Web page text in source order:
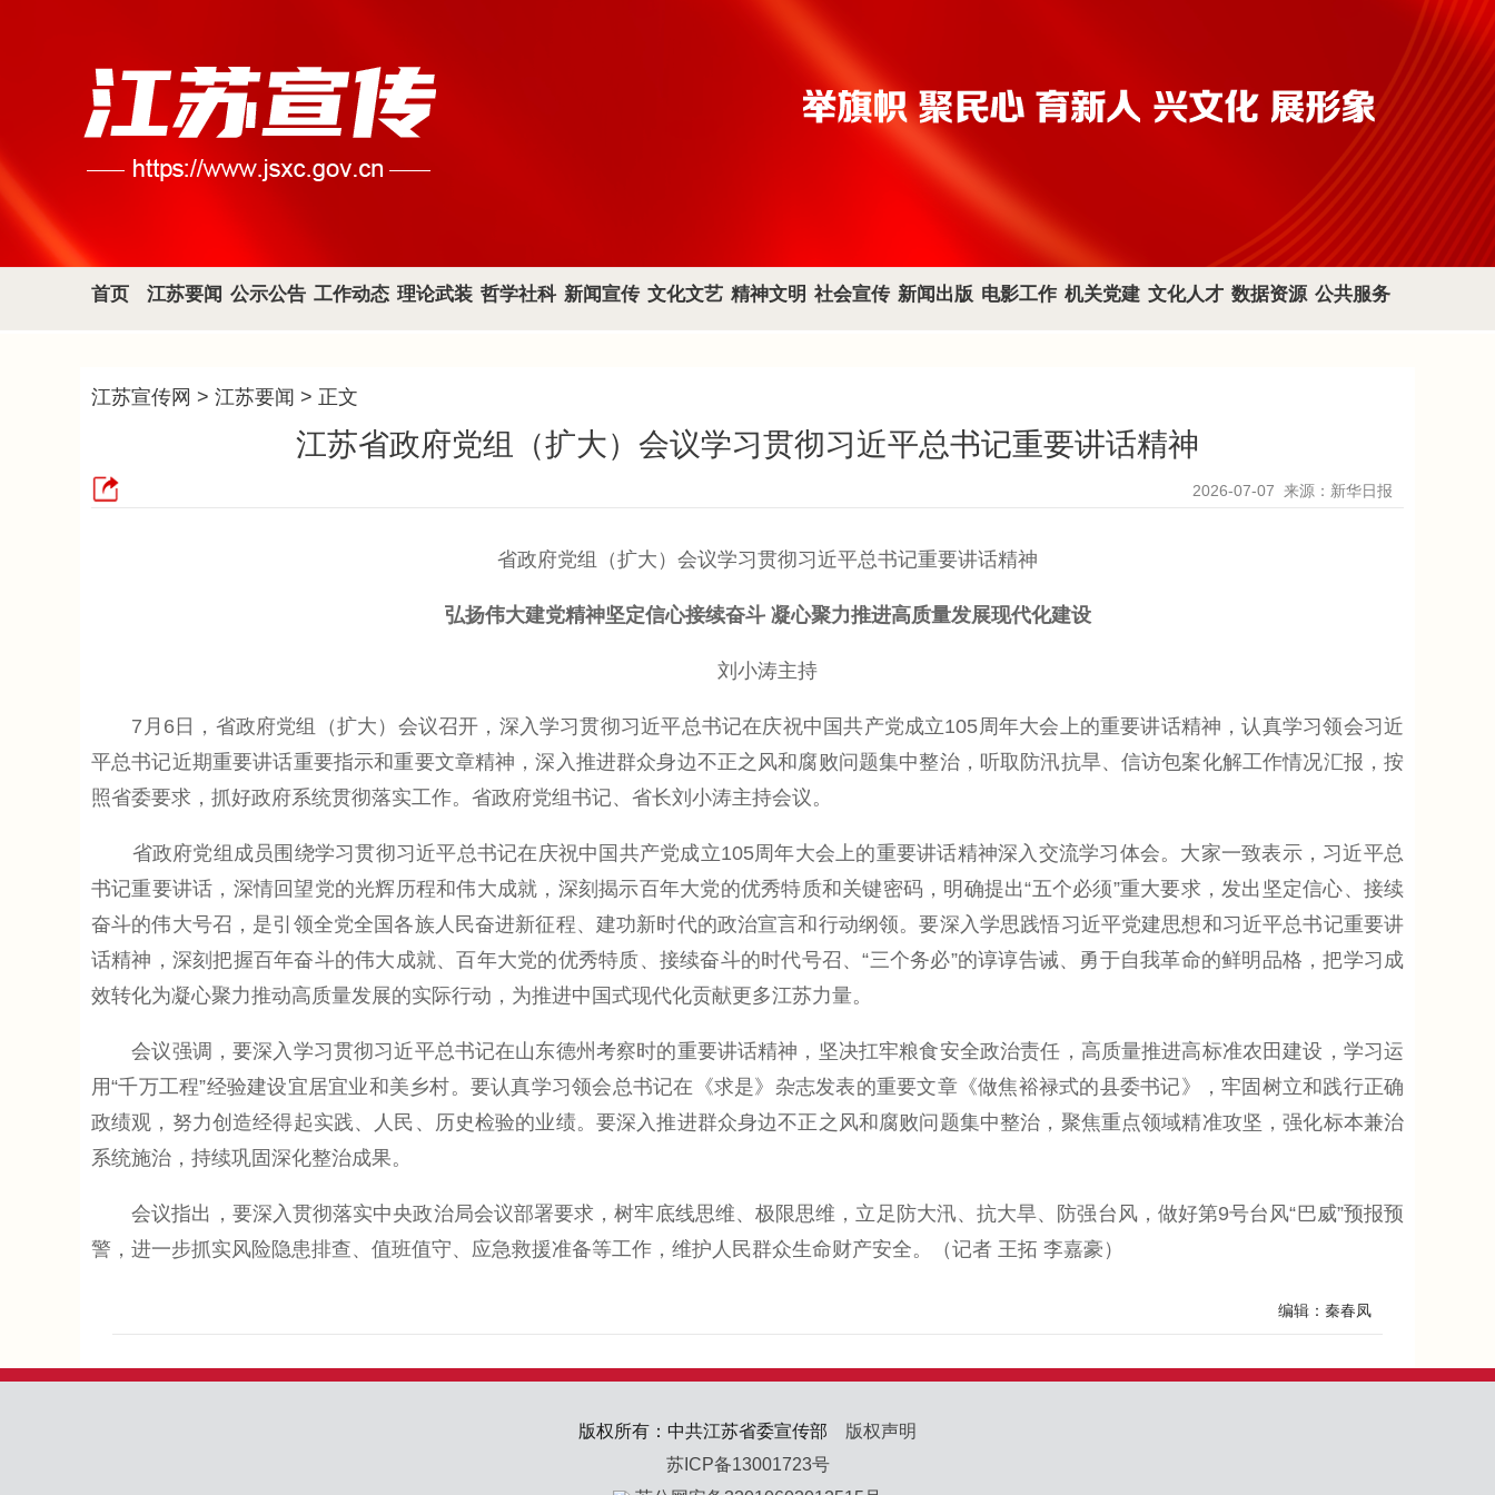
首页 江苏要闻 公示公告 工作动态 理论武装 哲学社科 新闻宣传 文化文艺 精神文明 社会宣传 新闻出版 电影工作 机关党建 文化人才 数据资源 公共服务
江苏宣传网 > 江苏要闻 > 正文
江苏省政府党组（扩大）会议学习贯彻习近平总书记重要讲话精神
2026-07-07 来源：新华日报
省政府党组（扩大）会议学习贯彻习近平总书记重要讲话精神
弘扬伟大建党精神坚定信心接续奋斗 凝心聚力推进高质量发展现代化建设
刘小涛主持
7月6日，省政府党组（扩大）会议召开，深入学习贯彻习近平总书记在庆祝中国共产党成立105周年大会上的重要讲话精神，认真学习领会习近
平总书记近期重要讲话重要指示和重要文章精神，深入推进群众身边不正之风和腐败问题集中整治，听取防汛抗旱、信访包案化解工作情况汇报，按
照省委要求，抓好政府系统贯彻落实工作。省政府党组书记、省长刘小涛主持会议。
省政府党组成员围绕学习贯彻习近平总书记在庆祝中国共产党成立105周年大会上的重要讲话精神深入交流学习体会。大家一致表示，习近平总
书记重要讲话，深情回望党的光辉历程和伟大成就，深刻揭示百年大党的优秀特质和关键密码，明确提出“五个必须”重大要求，发出坚定信心、接续
奋斗的伟大号召，是引领全党全国各族人民奋进新征程、建功新时代的政治宣言和行动纲领。要深入学思践悟习近平党建思想和习近平总书记重要讲
话精神，深刻把握百年奋斗的伟大成就、百年大党的优秀特质、接续奋斗的时代号召、“三个务必”的谆谆告诫、勇于自我革命的鲜明品格，把学习成
效转化为凝心聚力推动高质量发展的实际行动，为推进中国式现代化贡献更多江苏力量。
会议强调，要深入学习贯彻习近平总书记在山东德州考察时的重要讲话精神，坚决扛牢粮食安全政治责任，高质量推进高标准农田建设，学习运
用“千万工程”经验建设宜居宜业和美乡村。要认真学习领会总书记在《求是》杂志发表的重要文章《做焦裕禄式的县委书记》，牢固树立和践行正确
政绩观，努力创造经得起实践、人民、历史检验的业绩。要深入推进群众身边不正之风和腐败问题集中整治，聚焦重点领域精准攻坚，强化标本兼治
系统施治，持续巩固深化整治成果。
会议指出，要深入贯彻落实中央政治局会议部署要求，树牢底线思维、极限思维，立足防大汛、抗大旱、防强台风，做好第9号台风“巴威”预报预
警，进一步抓实风险隐患排查、值班值守、应急救援准备等工作，维护人民群众生命财产安全。（记者 王拓 李嘉豪）
编辑：秦春凤
版权所有：中共江苏省委宣传部 版权声明
苏ICP备13001723号